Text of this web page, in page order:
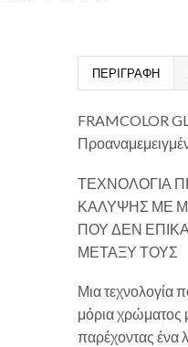
ΠΕΡΙΓΡΑΦΉ
FRAMCOLOR
ΤΕΧΝΟΛΟΓΙΑ
ΚΑΛΥΨΗΣ ΜΕ
ΠΟΥ ΔΕΝ
ΜΕΤΑΞΥ ΤΟΥΣ
Μια τεχνολογία
μόρια χρώματος
παρέχοντας ένα